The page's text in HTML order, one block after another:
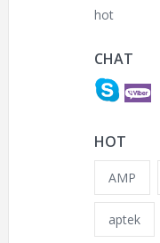
hot
CHAT
HOT
AMP
aptek